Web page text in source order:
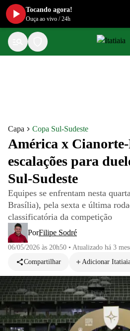
Capa Copa Sul-Sudeste
América x
escalações para
Sul-Sudeste
Equipes se enfrentam nesta
Brasília), pela sexta e última
classificatória da competição
PorFilipe Sodré
06/05/2026 às 20h50 • Atualizado há 3
Compartilhar
Adicionar
Tocando agora!
Ouça ao vivo /24h